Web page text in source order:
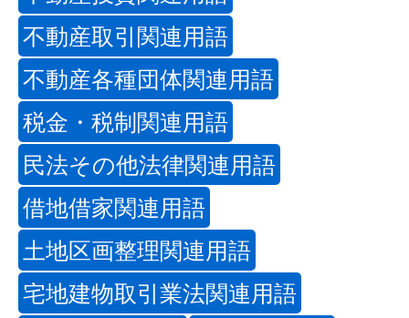
不動産取引関連用語
不動産各種団体関連用語
税金・税制関連用語
民法その他法律関連用語
借地借家関連用語
土地区画整理関連用語
宅地建物取引業法関連用語